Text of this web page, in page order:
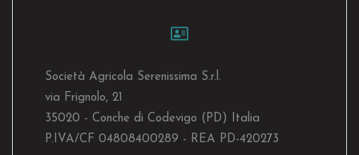
Società Agricola Serenissima S.r.l.
via Frignolo, 21
35020 - Conche di Codevigo (PD) Italia
P.IVA/CF 04808400289 - REA PD-420273